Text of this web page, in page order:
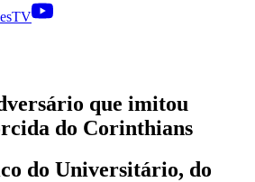
que imitou
do Corinthians
do Universitário, do